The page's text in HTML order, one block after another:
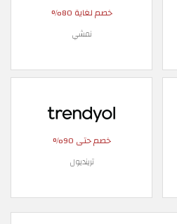
خصم لغاية 80%
نمشي
خصم حتى 90%
ترينديول